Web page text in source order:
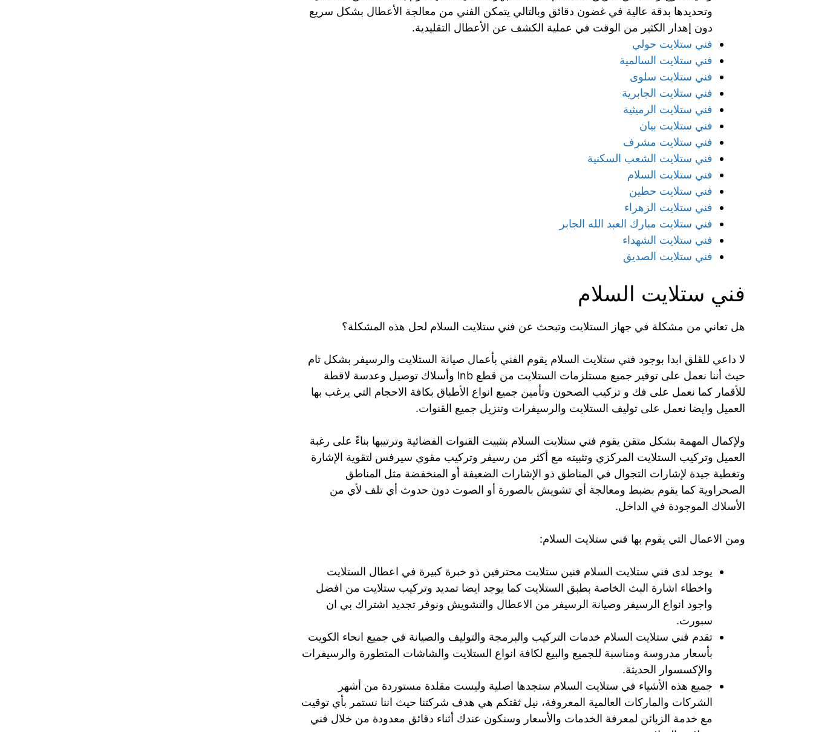
وتحديدها بدقة عالية في غضون دقائق وبالتالي يتمكن الفني من معالجة الأعطال بشكل سريع
دون إهدار الكثير من الوقت في عملية الكشف عن الأعطال التقليدية.
فني ستلايت حولي
فني ستلايت السالمية
فني ستلايت سلوى
فني ستلايت الجابرية
فني ستلايت الرميثية
فني ستلايت بيان
فني ستلايت مشرف
فني ستلايت الشعب السكنية
فني ستلايت السلام
فني ستلايت حطين
فني ستلايت الزهراء
فني ستلايت مبارك العبد الله الجابر
فني ستلايت الشهداء
فني ستلايت الصديق
فني ستلايت السلام
هل تعاني من مشكلة في جهاز الستلايت وتبحث عن فني ستلايت السلام لحل هذه المشكلة؟
لا داعي للقلق ابدا بوجود فني ستلايت السلام يقوم الفني بأعمال صيانة الستلايت والرسيفر بشكل تام
حيث أننا نعمل على توفير جميع مستلزمات الستلايت من قطع lnb وأسلاك توصيل وعدسة لاقطة
للأقمار كما نعمل على فك و تركيب الصحون وتأمين جميع انواع الأطباق بكافة الاحجام التي يرغب بها
العميل وايضا نعمل على توليف الستلايت والرسيفرات وتنزيل جميع القنوات.
ولإكمال المهمة بشكل متقن يقوم فني ستلايت السلام بتثبيت القنوات الفضائية وترتيبها بناءً على رغبة
العميل وتركيب الستلايت المركزي وتثبيته مع أكثر من رسيفر وتركيب مقوي سيرفس لتقوية الإشارة
وتغطية جيدة لإشارات التجوال في المناطق ذو الإشارات الضعيفة أو المنخفضة مثل المناطق
الصحراوية كما يقوم بضبط ومعالجة أي تشويش بالصورة أو الصوت دون حدوث أي تلف لأي من
الأسلاك الموجودة في الداخل.
ومن الاعمال التي يقوم بها فني ستلايت السلام:
يوجد لدى فني ستلايت السلام فنين ستلايت محترفين ذو خبرة كبيرة في اعطال الستلايت
واخطاء اشارة البث الخاصة بطبق الستلايت كما يوجد ايضا تمديد وتركيب ستلايت من افضل
واجود انواع الرسيفر وصيانة الرسيفر من الاعطال والتشويش ونوفر تجديد اشتراك بي ان
سبورت.
تقدم فني ستلايت السلام خدمات التركيب والبرمجة والتوليف والصيانة في جميع انحاء الكويت
بأسعار مدروسة ومناسبة للجميع والبيع لكافة انواع الستلايت والشاشات المتطورة والرسيفرات
والإكسسوار الحديثة.
جميع هذه الأشياء في ستلايت السلام ستجدها اصلية وليست مقلدة مستوردة من أشهر
الشركات والماركات العالمية المعروفة، نيل ثقتكم هي هدف شركتنا حيث اننا نستمر بأي توقيت
مع خدمة الزبائن لمعرفة الخدمات والأسعار وسنكون عندك أثناء دقائق معدودة من خلال فني